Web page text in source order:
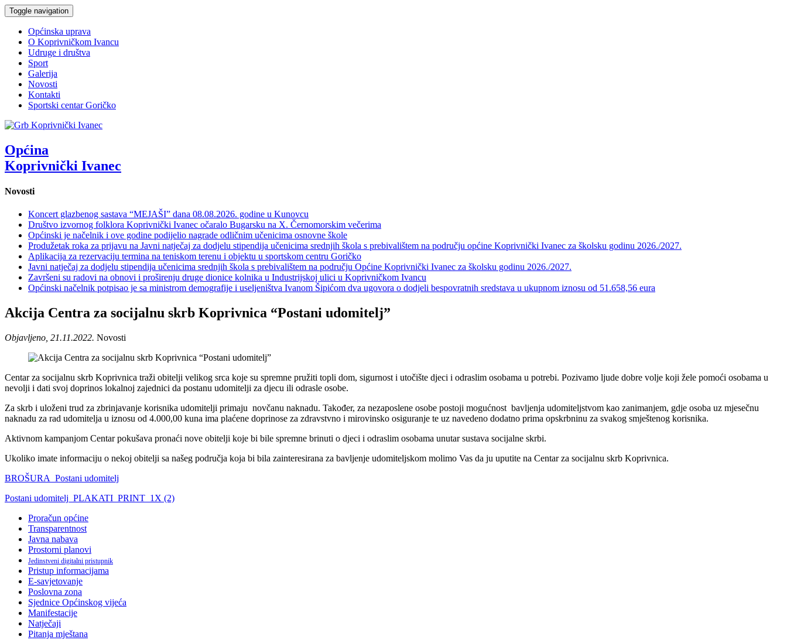
Toggle navigation
Općinska uprava
O Koprivničkom Ivancu
Udruge i društva
Sport
Galerija
Novosti
Kontakti
Sportski centar Goričko
Općina
Koprivnički Ivanec
Novosti
Koncert glazbenog sastava “MEJAŠI” dana 08.08.2026. godine u Kunovcu
Društvo izvornog folklora Koprivnički Ivanec očaralo Bugarsku na X. Černomorskim večerima
Općinski je načelnik i ove godine podijelio nagrade odličnim učenicima osnovne škole
Produžetak roka za prijavu na Javni natječaj za dodjelu stipendija učenicima srednjih škola s prebivalištem na području općine Koprivnički Ivanec za školsku godinu 2026./2027.
Aplikacija za rezervaciju termina na teniskom terenu i objektu u sportskom centru Goričko
Javni natječaj za dodjelu stipendija učenicima srednjih škola s prebivalištem na području Općine Koprivnički Ivanec za školsku godinu 2026./2027.
Završeni su radovi na obnovi i proširenju druge dionice kolnika u Industrijskoj ulici u Koprivničkom Ivancu
Općinski načelnik potpisao je sa ministrom demografije i useljeništva Ivanom Šipićom dva ugovora o dodjeli bespovratnih sredstava u ukupnom iznosu od 51.658,56 eura
Akcija Centra za socijalnu skrb Koprivnica “Postani udomitelj”
Objavljeno, 21.11.2022. Novosti
Centar za socijalnu skrb Koprivnica traži obitelji velikog srca koje su spremne pružiti topli dom, sigurnost i utočište djeci i odraslim osobama u potrebi. Pozivamo ljude dobre volje koji žele pomoći osobama u
nevolji i dati svoj doprinos lokalnoj zajednici da postanu udomitelji za djecu ili odrasle osobe.
Za skrb i uloženi trud za zbrinjavanje korisnika udomitelji primaju novčanu naknadu. Također, za nezaposlene osobe postoji mogućnost bavljenja udomiteljstvom kao zanimanjem, gdje osoba uz mjesečnu
naknadu za rad udomitelja u iznosu od 4.000,00 kuna ima plaćene doprinose za zdravstvno i mirovinsko osiguranje te uz navedeno dodatno prima opskrbninu za svakog smještenog korisnika.
Aktivnom kampanjom Centar pokušava pronaći nove obitelji koje bi bile spremne brinuti o djeci i odraslim osobama unutar sustava socijalne skrbi.
Ukoliko imate informaciju o nekoj obitelji sa našeg područja koja bi bila zainteresirana za bavljenje udomiteljskom molimo Vas da ju uputite na Centar za socijalnu skrb Koprivnica.
BROŠURA_Postani udomitelj
Postani udomitelj_PLAKATI_PRINT_1X (2)
Proračun općine
Transparentnost
Javna nabava
Prostorni planovi
Jedinstveni digitalni pristupnik
Pristup informacijama
E-savjetovanje
Poslovna zona
Sjednice Općinskog vijeća
Manifestacije
Natječaji
Pitanja mještana